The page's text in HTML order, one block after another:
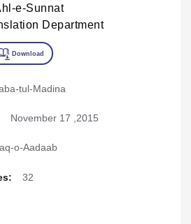
e-Sunnat
Department
tul-Madina
November 17 ,2015
o-Aadaab
32